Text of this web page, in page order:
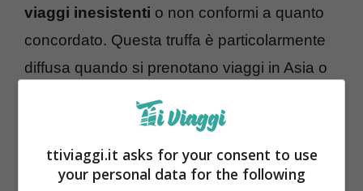
viaggi inesistenti o non conformi a quanto
concordato. Questa truffa è particolarmente
diffusa quando si prenotano viaggi in Asia o
più difficile e perseguire i truffatori ancora di
più.ttiviaggi.it asks for your consent to use
your personal data for the following